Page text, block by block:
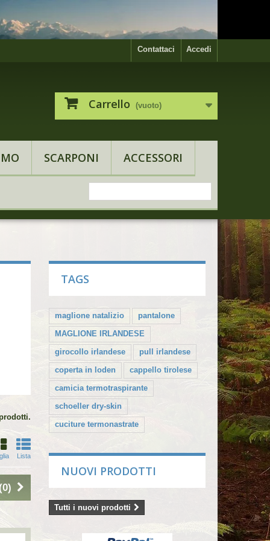
Accedi
Contattaci
Carrello (vuoto)
SCARPONI ACCESSORI
Lista
0)
TAGS
maglione natalizio
pantalone
MAGLIONE IRLANDESE
girocollo irlandese
pull irlandese
coperta in loden
cappello tirolese
camicia termotraspirante
schoeller dry-skin
cuciture termonastrate
NUOVI PRODOTTI
Tutti i nuovi prodotti